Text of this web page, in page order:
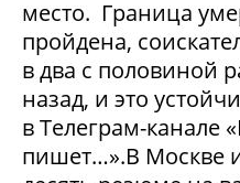
место. Граница
пройдена,
в два с половиной
назад, и это
в Телеграм-канале
пишет…».В Москве